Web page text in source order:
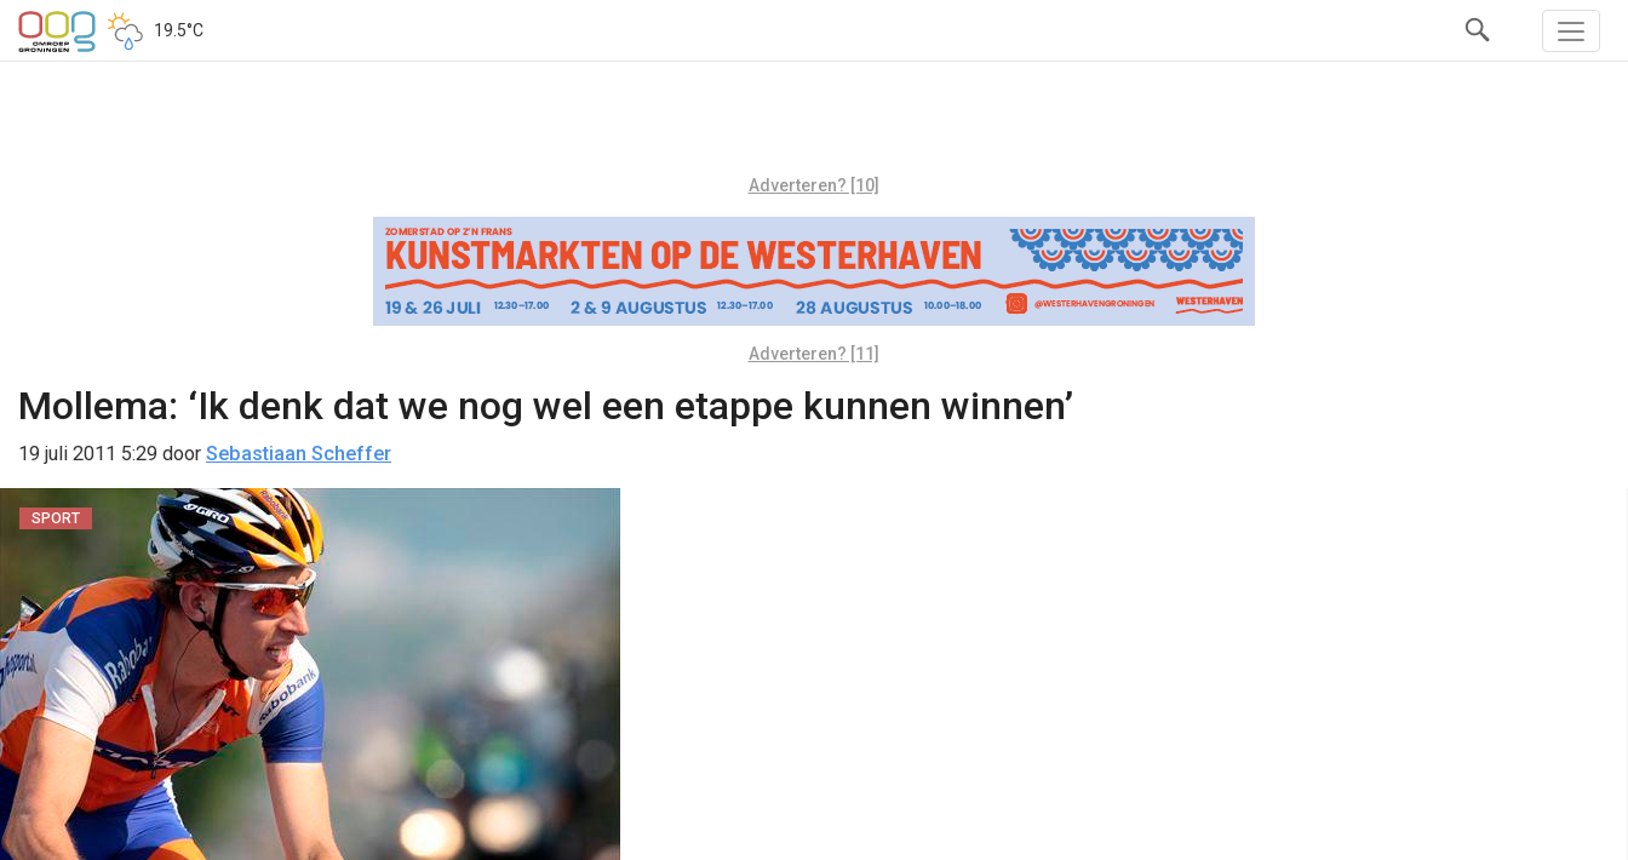
19.5°C
Adverteren? [10]
Adverteren? [11]
Mollema: ‘Ik denk dat we nog wel een etappe kunnen winnen’
19 juli 2011 5:29 door Sebastiaan Scheffer
SPORT